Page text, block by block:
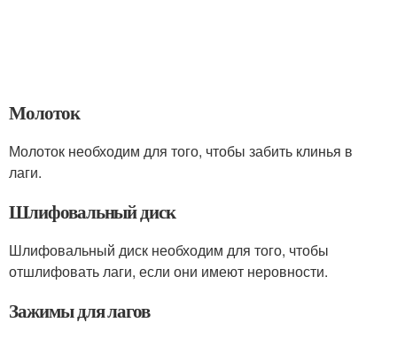
Молоток
Молоток необходим для того, чтобы забить клинья в
лаги.
Шлифовальный диск
Шлифовальный диск необходим для того, чтобы
отшлифовать лаги, если они имеют неровности.
Зажимы для лагов